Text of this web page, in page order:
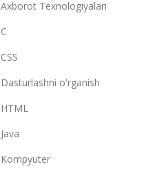
Axborot Texnologiyalari
C
CSS
Dasturlashni o'rganish
HTML
Java
Kompyuter